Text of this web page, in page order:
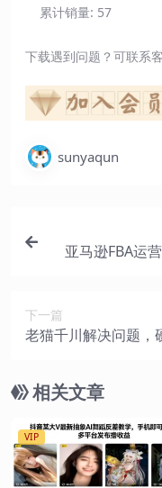
累计销量: 57
下载遇到问题？可联系
sunyaqun
亚马逊FBA运
下一篇
老猫千川解决问题，
相关文章
VIP